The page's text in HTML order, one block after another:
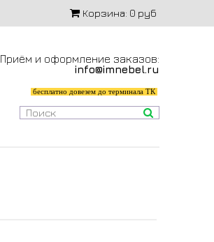
Корзина: 0 руб
Приём и оформление заказов:
info@imnebel.ru
бесплатно довезем до терминала ТК